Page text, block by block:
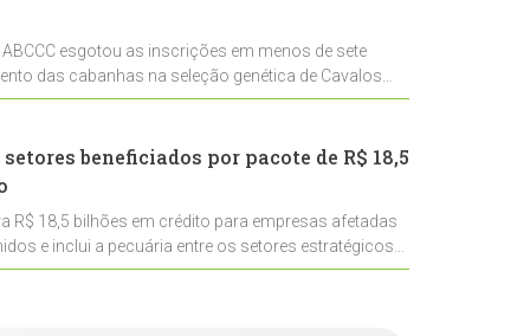
esgotou as inscrições em menos de sete
das cabanhas na seleção genética de Cavalos
beneficiados por pacote de R$ 18,5
R$ 18,5 bilhões em crédito para empresas afetadas
e inclui a pecuária entre os setores estratégicos